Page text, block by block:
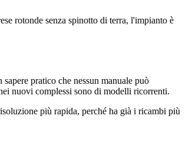
rotonde senza spinotto di terra, l'impianto è
pratico che nessun manuale può
nuovi complessi sono di modelli ricorrenti.
più rapida, perché ha già i ricambi più